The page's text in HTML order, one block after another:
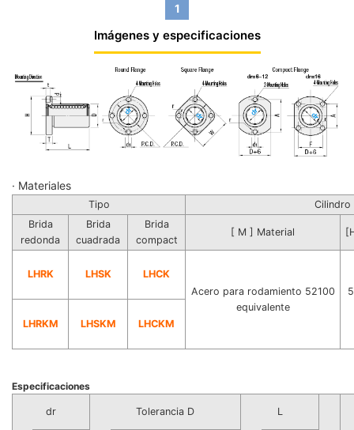
1
Imágenes y especificaciones
· Materiales
Tipo
Cilindro
Brida
redonda
Brida
cuadrada
Brida
compact
[ M ] Material
LHRK LHSK
LHCK
Acero para rodamiento 52100
equivalente
LHRKM LHSKM LHCKM
Especificaciones
dr Tolerancia D L